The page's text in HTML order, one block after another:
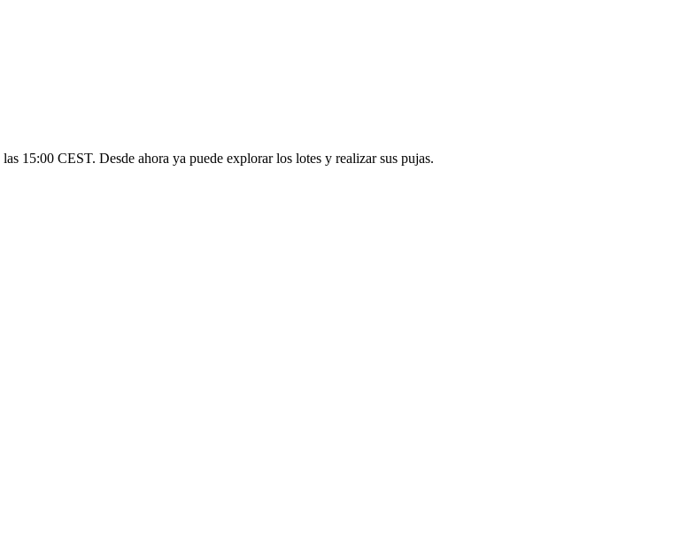
15:00 CEST. Desde ahora ya puede explorar los lotes y realizar sus pujas.